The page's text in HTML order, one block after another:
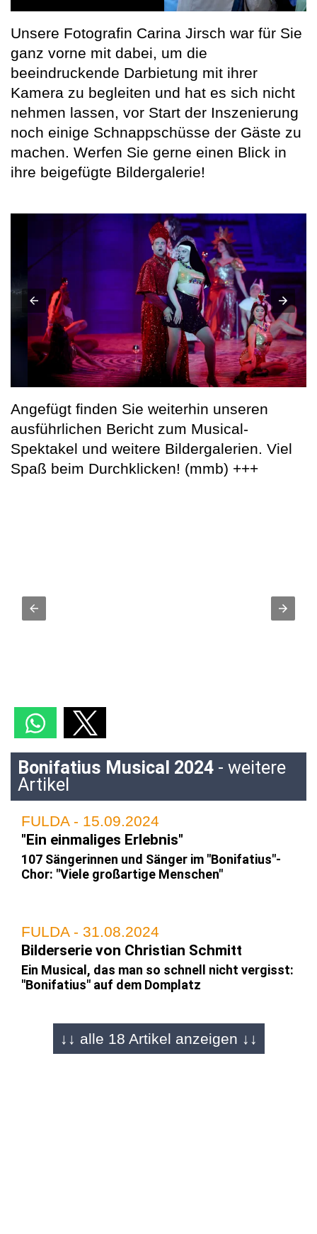
Unsere Fotografin Carina Jirsch war für Sie
ganz vorne mit dabei, um die
beeindruckende Darbietung mit ihrer
Kamera zu begleiten und hat es sich nicht
nehmen lassen, vor Start der Inszenierung
noch einige Schnappschüsse der Gäste zu
machen. Werfen Sie gerne einen Blick in
ihre beigefügte Bildergalerie!
Angefügt finden Sie weiterhin unseren
ausführlichen Bericht zum Musical-
Spektakel und weitere Bildergalerien. Viel
Spaß beim Durchklicken! (mmb) +++
Bonifatius Musical 2024 - weitere
Artikel
FULDA - 15.09.2024
"Ein einmaliges Erlebnis"
107 Sängerinnen und Sänger im "Bonifatius"-
Chor: "Viele großartige Menschen"
FULDA - 31.08.2024
Bilderserie von Christian Schmitt
Ein Musical, das man so schnell nicht vergisst:
"Bonifatius" auf dem Domplatz
FULDA - 31.08.2024
↓↓ alle 18 Artikel anzeigen ↓↓